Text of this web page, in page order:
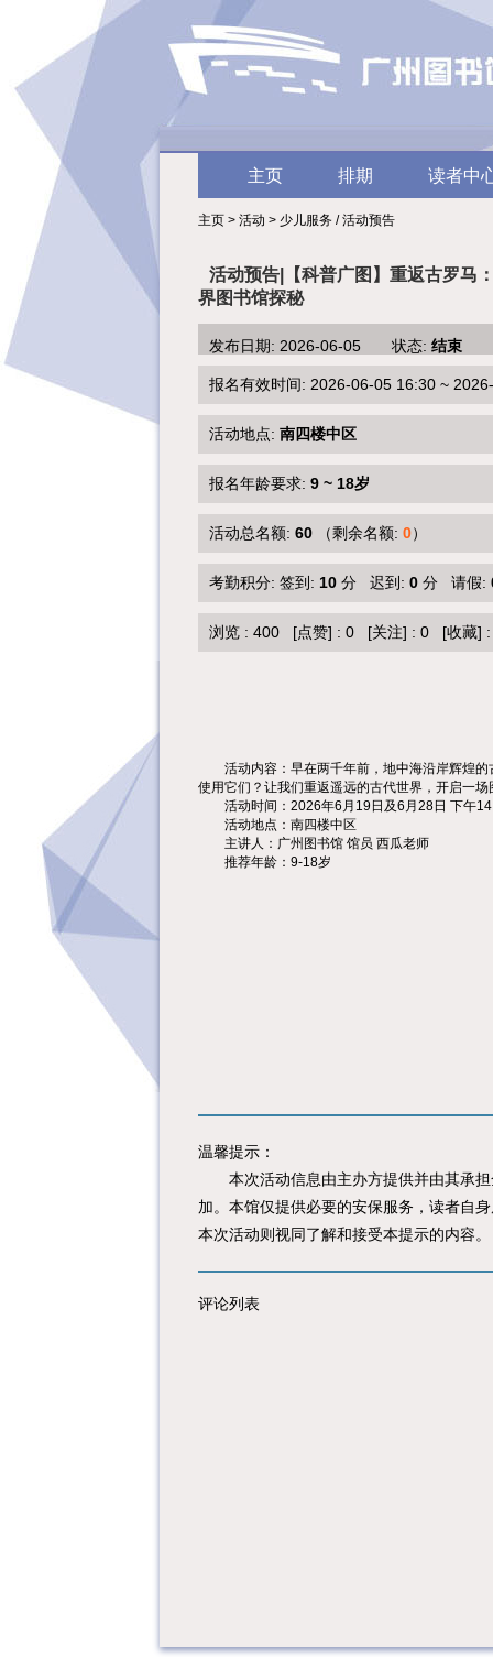
主页 排期 读者中
主页 > 活动 > 少儿服务 / 活动预告
活动预告|【科普广图】重返古罗马
界图书馆探秘
发布日期: 2026-06-05 状态: 结束
报名有效时间: 2026-06-05 16:30 ~
活动地点: 南四楼中区
报名年龄要求: 9 ~ 18岁
活动总名额: 60 （剩余名额: 0）
考勤积分: 签到: 10 分 迟到: 0 分 请假:
浏览 : 400 [点赞] : 0 [关注] : 0 [收藏]
活动内容：早在两千年前，地中海沿岸辉煌
使用它们？让我们重返遥远的古代世界，开启一
活动时间：2026年6月19日及6月28日 下午
活动地点：南四楼中区
主讲人：广州图书馆 馆员 西瓜老师
推荐年龄：9-18岁
温馨提示：
本次活动信息由主办方提供并由其承担
加。本馆仅提供必要的安保服务，读者自
本次活动则视同了解和接受本提示的内容。
评论列表